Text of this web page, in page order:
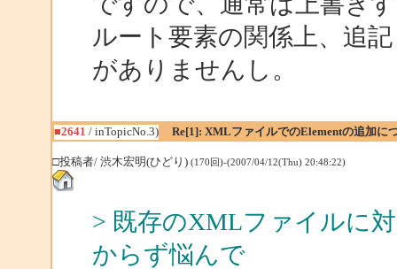
ルート要素の関係上、追
がありませんし。
■2641 / inTopicNo.3) Re[1]: XMLファイルでのElementの追加に
□投稿者/ 渋木宏明(ひどり) (170回)-(2007/04/12(Thu) 20:48:22)
> 既存のXMLファイルに
からず悩んで